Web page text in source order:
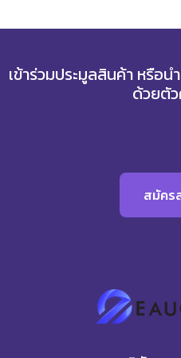
ของ Channel อีกด้
เข้าร่วมประมูลสินค้า หรือ
ด้วยตั
สมัคร